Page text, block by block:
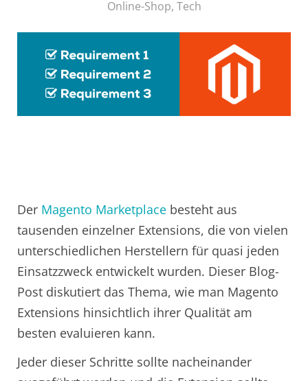
Online-Shop, Tech
Der Magento Marketplace besteht aus
tausenden einzelner Extensions, die von vielen
unterschiedlichen Herstellern für quasi jeden
Einsatzzweck entwickelt wurden. Dieser Blog-
Post diskutiert das Thema, wie man Magento
Extensions hinsichtlich ihrer Qualität am
besten evaluieren kann.
Jeder dieser Schritte sollte nacheinander